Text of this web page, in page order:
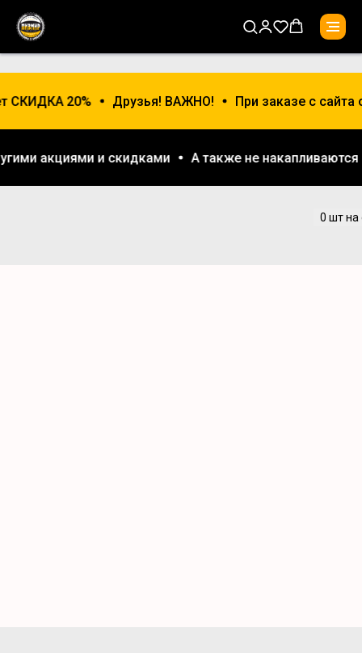
СКИДКА 20% Друзья! ВАЖНО! При заказе с сайта
акциями и скидками А также не